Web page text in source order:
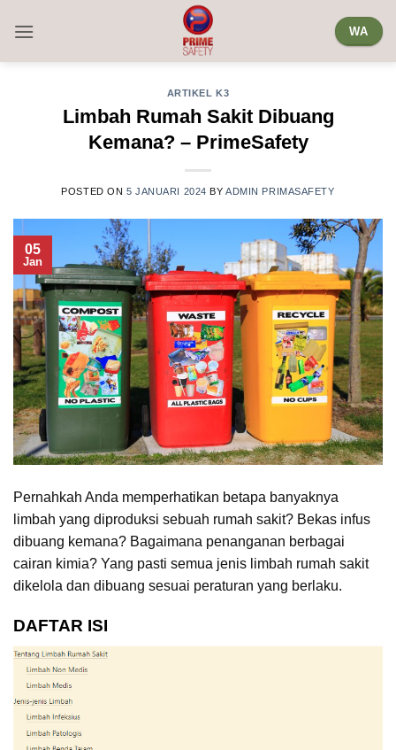
WA
ARTIKEL K3
Limbah Rumah Sakit Dibuang
Kemana? – PrimeSafety
POSTED ON 5 JANUARI 2024 BYADMIN PRIMASAFETY
05
Jan
Pernahkah Anda memperhatikan betapa banyaknya
limbah yang diproduksi sebuah rumah sakit? Bekas infus
dibuang kemana? Bagaimana penanganan berbagai
cairan kimia? Yang pasti semua jenis limbah rumah sakit
dikelola dan dibuang sesuai peraturan yang berlaku.
DAFTAR ISI